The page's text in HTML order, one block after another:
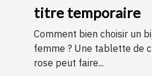
titre temporaire
Comment bien choisir un
femme ? Une tablette de
rose peut faire...